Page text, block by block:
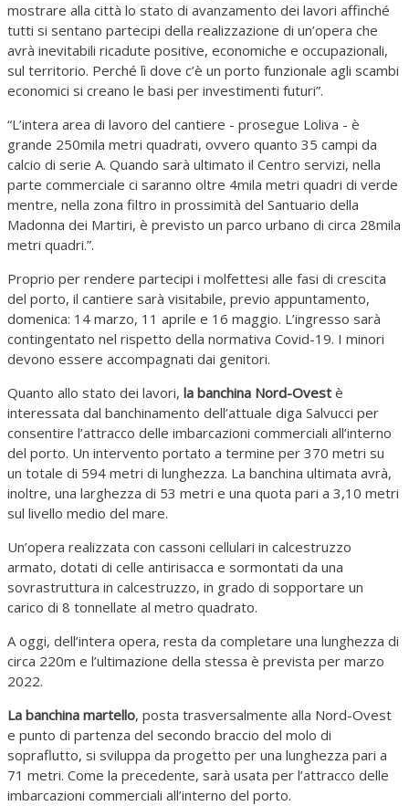
mostrare alla città lo stato di avanzamento dei lavori affinché
tutti si sentano partecipi della realizzazione di un’opera che
avrà inevitabili ricadute positive, economiche e occupazionali,
sul territorio. Perché lì dove c’è un porto funzionale agli scambi
economici si creano le basi per investimenti futuri”.
“L’intera area di lavoro del cantiere - prosegue Loliva - è
grande 250mila metri quadrati, ovvero quanto 35 campi da
calcio di serie A. Quando sarà ultimato il Centro servizi, nella
parte commerciale ci saranno oltre 4mila metri quadri di verde
mentre, nella zona filtro in prossimità del Santuario della
Madonna dei Martiri, è previsto un parco urbano di circa 28mila
metri quadri.”.
Proprio per rendere partecipi i molfettesi alle fasi di crescita
del porto, il cantiere sarà visitabile, previo appuntamento,
domenica: 14 marzo, 11 aprile e 16 maggio. L’ingresso sarà
contingentato nel rispetto della normativa Covid-19. I minori
devono essere accompagnati dai genitori.
Quanto allo stato dei lavori, la banchina Nord-Ovest è
interessata dal banchinamento dell’attuale diga Salvucci per
consentire l’attracco delle imbarcazioni commerciali all’interno
del porto. Un intervento portato a termine per 370 metri su
un totale di 594 metri di lunghezza. La banchina ultimata avrà,
inoltre, una larghezza di 53 metri e una quota pari a 3,10 metri
sul livello medio del mare.
Un’opera realizzata con cassoni cellulari in calcestruzzo
armato, dotati di celle antirisacca e sormontati da una
sovrastruttura in calcestruzzo, in grado di sopportare un
carico di 8 tonnellate al metro quadrato.
A oggi, dell’intera opera, resta da completare una lunghezza di
circa 220m e l’ultimazione della stessa è prevista per marzo
2022.
La banchina martello, posta trasversalmente alla Nord-Ovest
e punto di partenza del secondo braccio del molo di
sopraflutto, si sviluppa da progetto per una lunghezza pari a
71 metri. Come la precedente, sarà usata per l’attracco delle
imbarcazioni commerciali all’interno del porto.